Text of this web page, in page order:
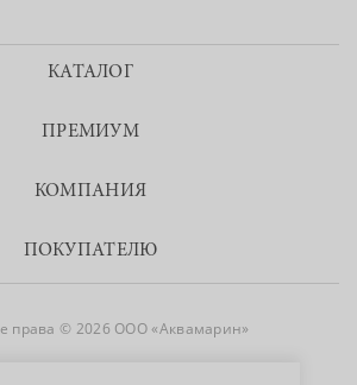
КАТАЛОГ
ПРЕМИУМ
КОМПАНИЯ
ПОКУПАТЕЛЮ
права © 2026 ООО «Аквамарин»